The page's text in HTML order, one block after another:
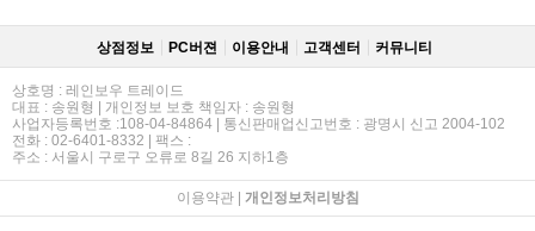
상점정보 PC버젼 이용안내 고객센터 커뮤니티
상호명 : 레인보우 트레이드
대표 : 송원형 | 개인정보 보호 책임자 : 송원형
사업자등록번호 :108-04-84864 | 통신판매업신고번호 : 광명시 신고 2004-102
전화 : 02-6401-8332 | 팩스 :
주소 : 서울시 구로구 오류로 8길 26 지하1층
이용약관| 개인정보처리방침